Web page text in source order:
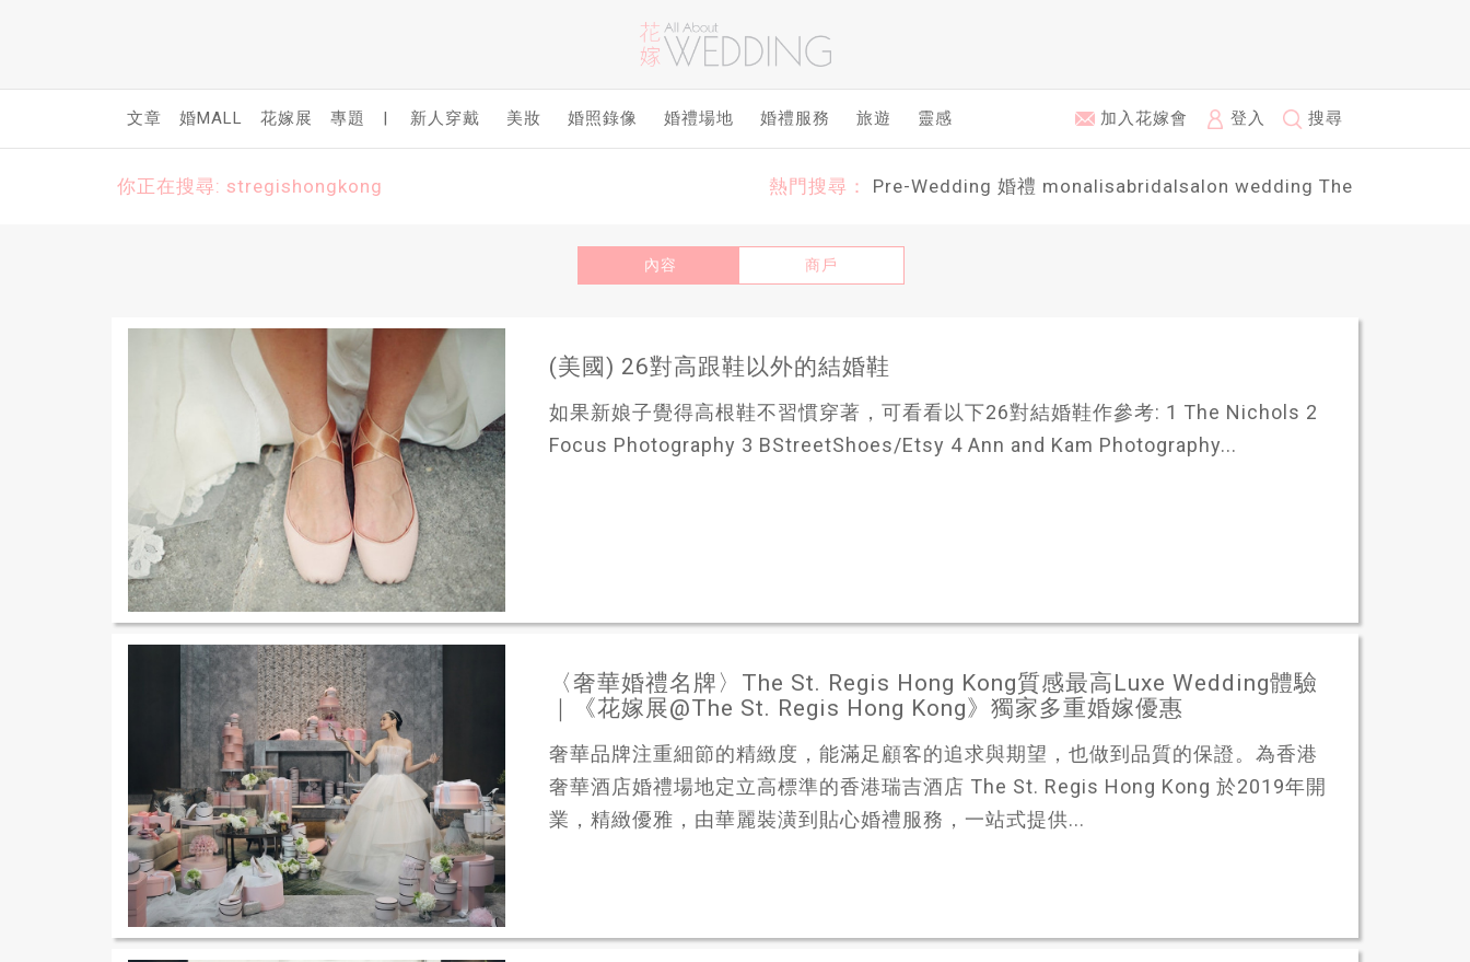
文章 婚MALL 花嫁展 專題 | 新人穿戴 美妝 婚照錄像 婚禮場地 婚禮服務 旅遊 靈感 加入花嫁會 登入 搜尋
你正在搜尋: stregishongkong 熱門搜尋： Pre-Wedding 婚禮 monalisabridalsalon wedding The
內容 商戶
(美國) 26對高跟鞋以外的結婚鞋
如果新娘子覺得高根鞋不習慣穿著，可看看以下26對結婚鞋作參考: 1 The Nichols 2
Focus Photography 3 BStreetShoes/Etsy 4 Ann and Kam Photography...
〈奢華婚禮名牌〉The St. Regis Hong Kong質感最高Luxe Wedding體驗
｜《花嫁展@The St. Regis Hong Kong》獨家多重婚嫁優惠
奢華品牌注重細節的精緻度，能滿足顧客的追求與期望，也做到品質的保證。為香港
奢華酒店婚禮場地定立高標準的香港瑞吉酒店 The St. Regis Hong Kong 於2019年開
業，精緻優雅，由華麗裝潢到貼心婚禮服務，一站式提供...